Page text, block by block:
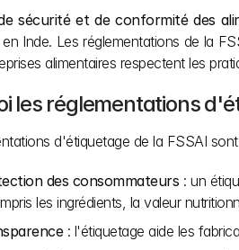
sécurité et de conformité des
en Inde. Les réglementations de la
alimentaires respectent les
les réglementations
d'étiquetage de la FSSAI
des consommateurs : un
les ingrédients, la valeur
: l'étiquetage aide les